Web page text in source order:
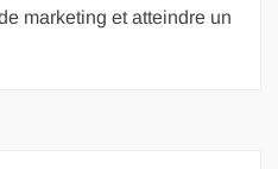
marketing et atteindre un